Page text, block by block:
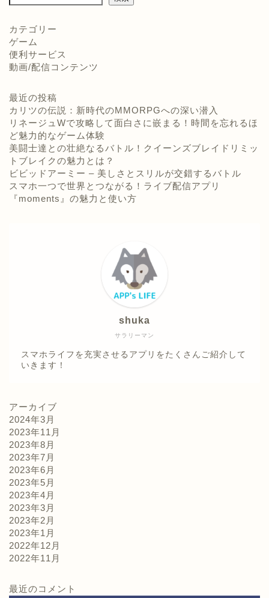
カテゴリー
ゲーム
便利サービス
動画/配信コンテンツ
最近の投稿
カリツの伝説：新時代のMMORPGへの深い潜入
リネージュWで攻略して面白さに嵌まる！時間を忘れるほ
ど魅力的なゲーム体験
美闘士達との壮絶なるバトル！クイーンズブレイドリミッ
トブレイクの魅力とは？
ビビッドアーミー – 美しさとスリルが交錯するバトル
スマホ一つで世界とつながる！ライブ配信アプリ
『moments』の魅力と使い方
サラリーマン
shuka
スマホライフを充実させるアプリをたくさんご紹介して
いきます！
アーカイブ
2024年3月
2023年11月
2023年8月
2023年7月
2023年6月
2023年5月
2023年4月
2023年3月
2023年2月
2023年1月
2022年12月
2022年11月
最近のコメント